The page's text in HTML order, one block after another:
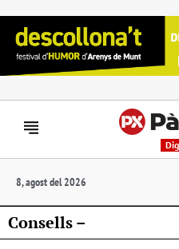
8, agost del 2026
Consells –